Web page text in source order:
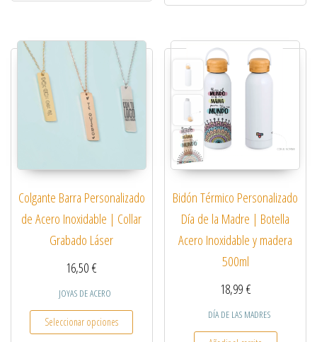
Colgante Barra Personalizado
de Acero Inoxidable | Collar
Grabado Láser
16,50€
JOYAS DE ACERO
Seleccionar opciones
Este producto tiene múltiples variantes. Las
Bidón Térmico Personalizado
Día de la Madre | Botella
Acero Inoxidable y madera
500ml
18,99€
DÍA DE LAS MADRES